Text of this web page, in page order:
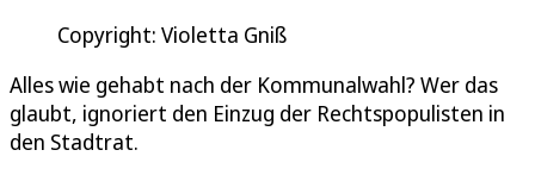
Copyright: Violetta Gniß
Alles wie gehabt nach der Kommunalwahl? Wer das
glaubt, ignoriert den Einzug der Rechtspopulisten in
den Stadtrat.